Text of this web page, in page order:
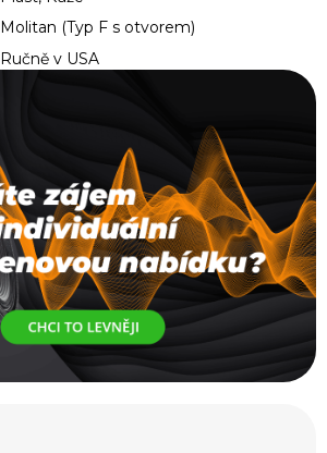
Molitan (Typ F s otvorem)
Ručně v USA